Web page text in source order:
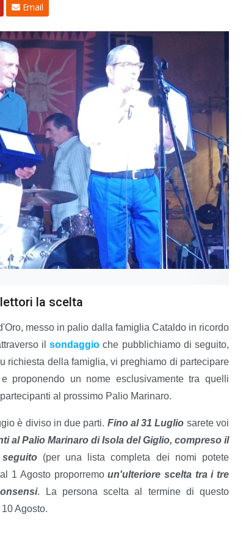
Email
lettori la scelta
messo in palio dalla famiglia Cataldo in ricordo
ilsondaggio che pubblichiamo di seguito,
richiesta della famiglia, vi preghiamo di partecipare
proponendo un nome esclusivamente tra quelli
al prossimo Palio Marinaro.
è diviso in due parti. Fino al 31 Luglio sarete voi
al Palio Marinaro di Isola del Giglio, compreso il
(per una lista completa dei nomi potete
1 Agosto proporremoun'ulteriore scelta tra i tre
. La persona scelta al termine di questo
Agosto.